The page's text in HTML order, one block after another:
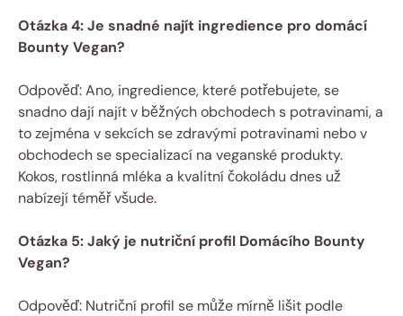
Otázka 4: Je snadné najít ingredience pro domácí
Bounty Vegan?
Odpověď: Ano, ingredience, které potřebujete, se
snadno dají najít v běžných obchodech s potravinami, a
to zejména v sekcích se zdravými potravinami nebo v
obchodech se specializací na veganské produkty.
Kokos, rostlinná mléka a kvalitní čokoládu dnes už
nabízejí téměř všude.
Otázka 5: Jaký je nutriční profil Domácího Bounty
Vegan?
Odpověď: Nutriční profil se může mírně lišit podle